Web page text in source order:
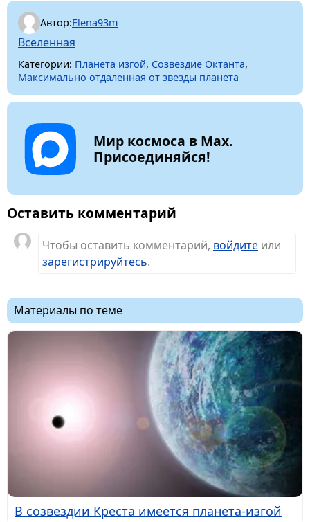
Автор:Elena93m
Вселенная
Категории: Планета изгой, Созвездие Октанта,
Максимально отдаленная от звезды планета
Мир космоса в Max.
Присоединяйся!
Оставить комментарий
Чтобы оставить комментарий, войдите или
зарегистрируйтесь.
Материалы по теме
В созвездии Креста имеется планета-изгой